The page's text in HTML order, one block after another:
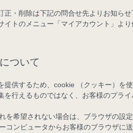
・削除は下記の問合せ先よりお知らせ
トのメニュー「マイアカウント」より
ついて
提供するため、cookie （クッキー）を
を行えるものではなく、お客様のプラ
を希望されない場合は、ブラウザの設
コンピュータからお客様のブラウザに